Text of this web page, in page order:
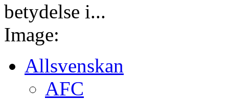
betydelse i...
Image:
Allsvenskan
AFC